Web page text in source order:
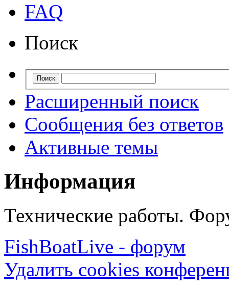
FAQ
Поиск
Расширенный поиск
Сообщения без ответов
Активные темы
Информация
Технические работы.
FishBoatLive - форум
Удалить cookies